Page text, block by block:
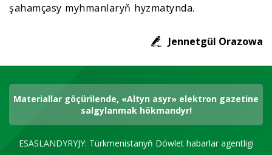
şahamçasy myhmanlaryň hyzmatynda.
Jennetgül Orazowa
Materiallar göçürilende, «Altyn asyr» elektron gazetine
salgylanmak hökmandyr!
ESASLANDYRYJY: Türkmenistanyň Döwlet habarlar agentligi